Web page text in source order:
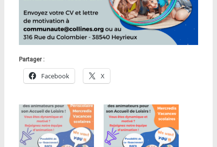
Partager :
Facebook X